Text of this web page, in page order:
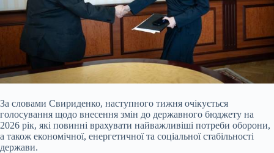
За словами Свириденко, наступного тижня очікується
голосування щодо внесення змін до державного бюджету на
2026 рік, які повинні врахувати найважливіші потреби оборони,
а також економічної, енергетичної та соціальної стабільності
держави.